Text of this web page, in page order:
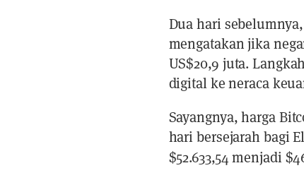
Dua hari
mengatakan jika
US$20,9 juta.
digital ke neraca
Sayangnya, harga
hari bersejarah bagi
$52.633,54 menjadi